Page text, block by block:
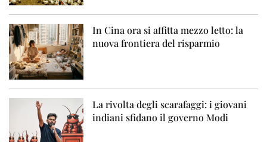
In Cina ora si affitta mezzo letto: la
nuova frontiera del risparmio
La rivolta degli scarafaggi: i giovani
indiani sfidano il governo Modi